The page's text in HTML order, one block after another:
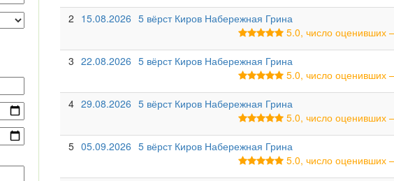
2 15.08.2026 5 вёрст Киров Набережная Грина
5.0, число оценивших
3 22.08.2026 5 вёрст Киров Набережная Грина
5.0, число оценивших
4 29.08.2026 5 вёрст Киров Набережная Грина
5.0, число оценивших
5 05.09.2026 5 вёрст Киров Набережная Грина
5.0, число оценивших